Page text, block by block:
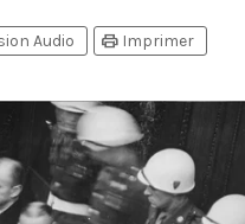
Audio print Imprimer